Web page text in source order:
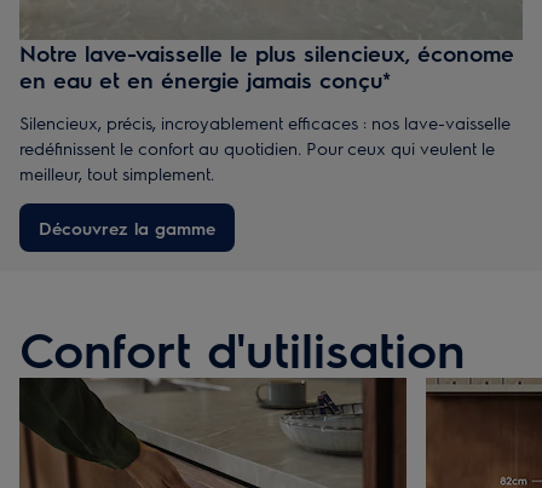
Notre lave-vaisselle le plus silencieux, économe
en eau et en énergie jamais conçu*
Silencieux, précis, incroyablement efficaces : nos lave-vaisselle
redéfinissent le confort au quotidien. Pour ceux qui veulent le
meilleur, tout simplement.
Découvrez la gamme
Confort d'utilisation